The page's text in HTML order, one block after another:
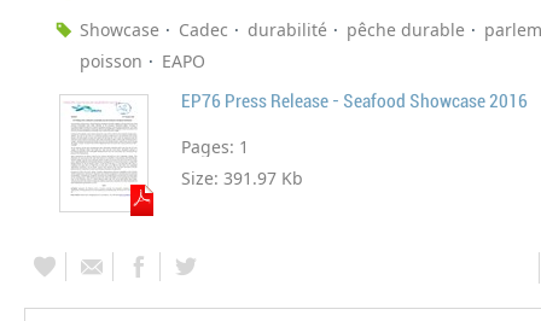
Showcase
Cadec durabilité pêche durable
poisson
EAPO
EP76 Press Release - Seafood Showcase 2016
Pages: 1
Size: 391.97 Kb